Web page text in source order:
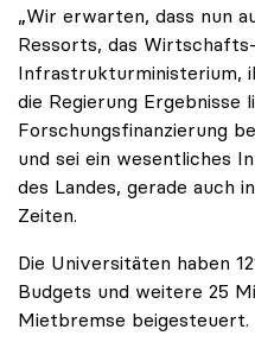
„Wir erwarten, dass nun
Ressorts, das
Infrastrukturministerium,
die Regierung Ergebnisse
Forschungsfinanzierung
und sei ein wesentliches
des Landes, gerade auch
Zeiten.
Die Universitäten haben
Budgets und weitere 25
Mietbremse beigesteuert.